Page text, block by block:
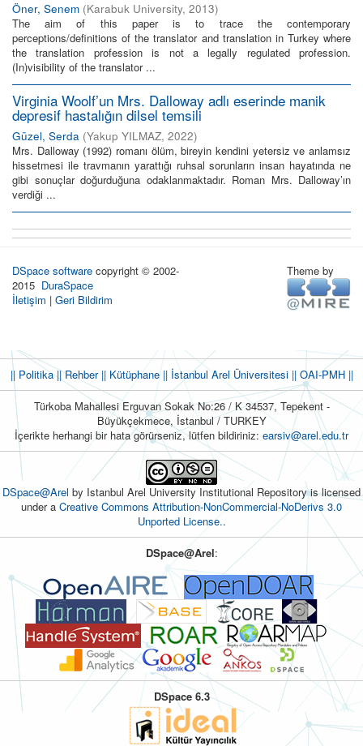
Öner, Senem (Karabuk University, 2013)
The aim of this paper is to trace the contemporary
perceptions/definitions of the translator and translation in Turkey where
the translation profession is not a legally regulated profession.
(In)visibility of the translator ...
Virginia Woolf’un Mrs. Dalloway adlı eserinde manik
depresif hastalığın dilsel temsili
Güzel, Serda (Yakup YILMAZ, 2022)
Mrs. Dalloway (1992) romanı ölüm, bireyin kendini yetersiz ve anlamsız
hissetmesi ile travmanın yarattığı ruhsal sorunların insan hayatında ne
gibi sonuçlar doğurduğuna odaklanmaktadır. Roman Mrs. Dalloway’ın
verdiği ...
DSpace software copyright © 2002-
2015 DuraSpace
İletişim | Geri Bildirim
Theme by
|| Politika|| Rehber|| Kütüphane|| İstanbul Arel Üniversitesi ||OAI-PMH ||
Türkoba Mahallesi Erguvan Sokak No:26 / K 34537, Tepekent -
Büyükçekmece, İstanbul / TURKEY
İçerikte herhangi bir hata görürseniz, lütfen bildiriniz: earsiv@arel.edu.tr
DSpace@Arel by Istanbul Arel University Institutional Repository is licensed
under a Creative Commons Attribution-NonCommercial-NoDerivs 3.0
Unported License..
DSpace@Arel:
DSpace 6.3